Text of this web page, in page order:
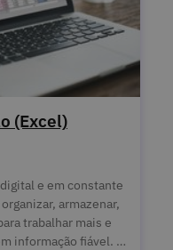
(Excel)
e em constante
armazenar,
trabalhar mais e
informação fiável. As